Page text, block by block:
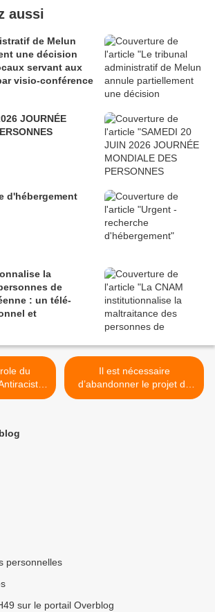
aussi
de Melun
une décision
servant aux
visio-conférence
JOURNÉE
d'hébergement
la
de
: un télé-
et
au
Il est nécessaire
d’abandonner le projet de
loi sur la justice criminelle et
personnelles
sur le portail Overblog